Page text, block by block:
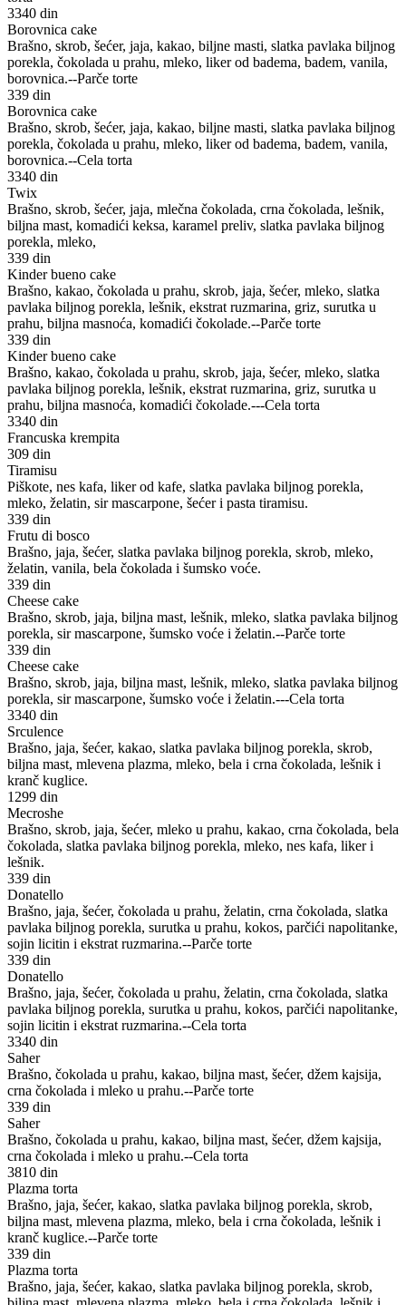
3340 din
Borovnica cake
Brašno, skrob, šećer, jaja, kakao, biljne masti, slatka pavlaka biljnog
porekla, čokolada u prahu, mleko, liker od badema, badem, vanila,
borovnica.--Parče torte
339 din
Borovnica cake
Brašno, skrob, šećer, jaja, kakao, biljne masti, slatka pavlaka biljnog
porekla, čokolada u prahu, mleko, liker od badema, badem, vanila,
borovnica.--Cela torta
3340 din
Twix
Brašno, skrob, šećer, jaja, mlečna čokolada, crna čokolada, lešnik,
biljna mast, komadići keksa, karamel preliv, slatka pavlaka biljnog
porekla, mleko,
339 din
Kinder bueno cake
Brašno, kakao, čokolada u prahu, skrob, jaja, šećer, mleko, slatka
pavlaka biljnog porekla, lešnik, ekstrat ruzmarina, griz, surutka u
prahu, biljna masnoća, komadići čokolade.--Parče torte
339 din
Kinder bueno cake
Brašno, kakao, čokolada u prahu, skrob, jaja, šećer, mleko, slatka
pavlaka biljnog porekla, lešnik, ekstrat ruzmarina, griz, surutka u
prahu, biljna masnoća, komadići čokolade.---Cela torta
3340 din
Francuska krempita
309 din
Tiramisu
Piškote, nes kafa, liker od kafe, slatka pavlaka biljnog porekla,
mleko, želatin, sir mascarpone, šećer i pasta tiramisu.
339 din
Frutu di bosco
Brašno, jaja, šećer, slatka pavlaka biljnog porekla, skrob, mleko,
želatin, vanila, bela čokolada i šumsko voće.
339 din
Cheese cake
Brašno, skrob, jaja, biljna mast, lešnik, mleko, slatka pavlaka biljnog
porekla, sir mascarpone, šumsko voće i želatin.--Parče torte
339 din
Cheese cake
Brašno, skrob, jaja, biljna mast, lešnik, mleko, slatka pavlaka biljnog
porekla, sir mascarpone, šumsko voće i želatin.---Cela torta
3340 din
Srculence
Brašno, jaja, šećer, kakao, slatka pavlaka biljnog porekla, skrob,
biljna mast, mlevena plazma, mleko, bela i crna čokolada, lešnik i
kranč kuglice.
1299 din
Mecroshe
Brašno, skrob, jaja, šećer, mleko u prahu, kakao, crna čokolada, bela
čokolada, slatka pavlaka biljnog porekla, mleko, nes kafa, liker i
lešnik.
339 din
Donatello
Brašno, jaja, šećer, čokolada u prahu, želatin, crna čokolada, slatka
pavlaka biljnog porekla, surutka u prahu, kokos, parčići napolitanke,
sojin licitin i ekstrat ruzmarina.--Parče torte
339 din
Donatello
Brašno, jaja, šećer, čokolada u prahu, želatin, crna čokolada, slatka
pavlaka biljnog porekla, surutka u prahu, kokos, parčići napolitanke,
sojin licitin i ekstrat ruzmarina.--Cela torta
3340 din
Saher
Brašno, čokolada u prahu, kakao, biljna mast, šećer, džem kajsija,
crna čokolada i mleko u prahu.--Parče torte
339 din
Saher
Brašno, čokolada u prahu, kakao, biljna mast, šećer, džem kajsija,
crna čokolada i mleko u prahu.--Cela torta
3810 din
Plazma torta
Brašno, jaja, šećer, kakao, slatka pavlaka biljnog porekla, skrob,
biljna mast, mlevena plazma, mleko, bela i crna čokolada, lešnik i
kranč kuglice.--Parče torte
339 din
Plazma torta
Brašno, jaja, šećer, kakao, slatka pavlaka biljnog porekla, skrob,